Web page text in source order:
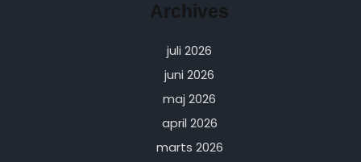
Archives
juli 2026
juni 2026
maj 2026
april 2026
marts 2026